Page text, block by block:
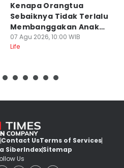
Kenapa Orangtua
Sebaiknya Tidak Terlalu
Membanggakan Anak?
Terbebani
07 Agu 2026, 10:00 WIB
Life
Contact UsTerms of Services
SiberIndexSitemap
Us